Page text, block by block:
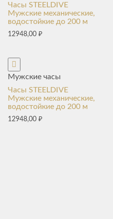
Часы STEELDIVE
Мужские механические,
водостойкие до 200 м
12948,00₽
Мужские часы
Часы STEELDIVE
Мужские механические,
водостойкие до 200 м
12948,00₽